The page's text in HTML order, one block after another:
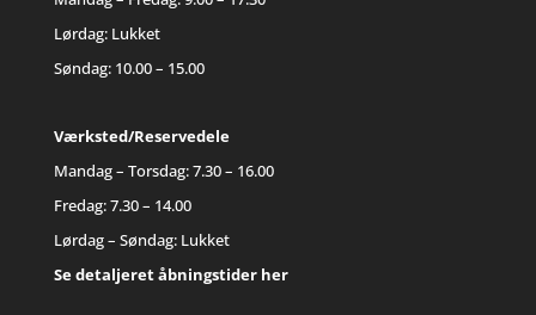
Lørdag: Lukket
Søndag: 10.00 – 15.00
Værksted/Reservedele
Mandag – Torsdag: 7.30 – 16.00
Fredag: 7.30 – 14.00
Lørdag – Søndag: Lukket
Se detaljeret åbningstider her